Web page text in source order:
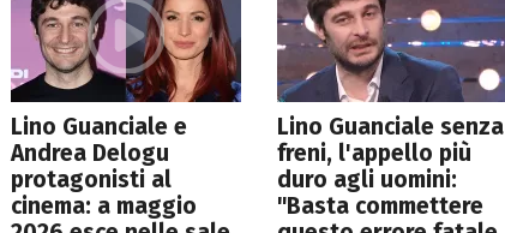
Lino Guanciale e
Andrea Delogu
protagonisti al
cinema: a maggio
Lino Guanciale senza
freni, l'appello più
duro agli uomini:
"Basta commettere